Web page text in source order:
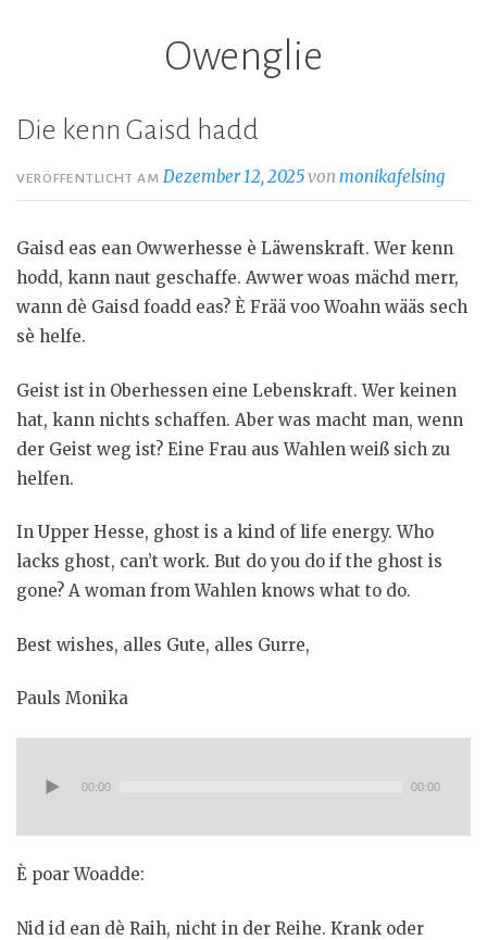
Owenglie
Die kenn Gaisd hadd
VERÖFFENTLICHT AMDezember 12, 2025vonmonikafelsing
Gaisd eas ean Owwerhesse è Läwenskraft. Wer kenn
hodd, kann naut geschaffe. Awwer woas mächd merr,
wann dè Gaisd foadd eas? È Frää voo Woahn wääs sech
sè helfe.
Geist ist in Oberhessen eine Lebenskraft. Wer keinen
hat, kann nichts schaffen. Aber was macht man, wenn
der Geist weg ist? Eine Frau aus Wahlen weiß sich zu
helfen.
In Upper Hesse, ghost is a kind of life energy. Who
lacks ghost, can’t work. But do you do if the ghost is
gone? A woman from Wahlen knows what to do.
Best wishes, alles Gute, alles Gurre,
Pauls Monika
Player
00:00 00:00
È poar Woadde:
Nid id ean dè Raih, nicht in der Reihe. Krank oder